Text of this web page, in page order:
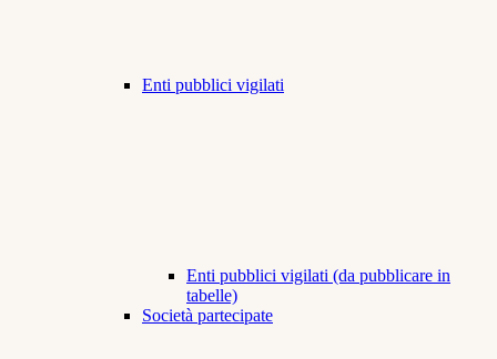
Enti pubblici vigilati
Enti pubblici vigilati (da pubblicare in
tabelle)
Società partecipate